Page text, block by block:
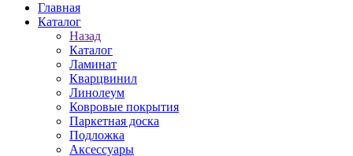
Главная
Каталог
Назад
Каталог
Ламинат
Кварцвинил
Линолеум
Ковровые покрытия
Паркетная доска
Подложка
Аксессуары